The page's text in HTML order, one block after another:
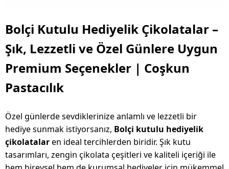
Bolçi Kutulu Hediyelik Çikolatalar –
Şık, Lezzetli ve Özel Günlere Uygun
Premium Seçenekler | Coşkun
Pastacılık
Özel günlerde sevdiklerinize anlamlı ve lezzetli bir
hediye sunmak istiyorsanız, Bolçi kutulu hediyelik
çikolatalaren ideal tercihlerden biridir. Şık kutu
tasarımları, zengin çikolata çeşitleri ve kaliteli içeriği ile